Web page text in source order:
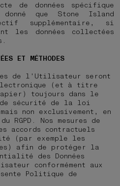
de données spécifique
que Stone Island
supplémentaire, si
les données collectées
ET MÉTHODES
de l'Utilisateur seront
(et à titre
toujours dans le
de sécurité de la loi
non exclusivement, en
Nos mesures de
accords contractuels
(par exemple les
afin de protéger la
des Données
conformément aux
Politique de